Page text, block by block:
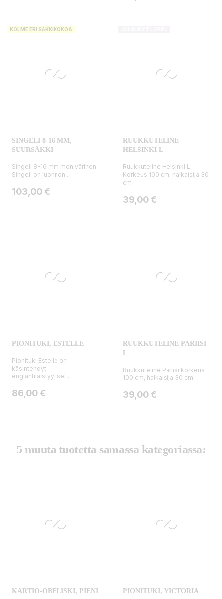
KOLME ERI SÄKKIKOKOA
SINGELI 8-16 MM,
SUURSÄKKI
Singeli 8-16 mm monivärinen.
Singeli on luonnon...
Hinta
103,00 €
RUUKKUTELINE
HELSINKI L
Ruukkuteline Helsinki L.
Korkeus 100 cm, halkaisija 30
cm
Hinta
39,00 €
PIONITUKI, ESTELLE
Pionituki Estelle on
käsintehdyt
englantilaistyyliset...
Hinta
86,00 €
RUUKKUTELINE PARIISI
L
Ruukkuteline Pariisi korkeus
100 cm, halkaisija 30 cm
Hinta
39,00 €
5 muuta tuotetta samassa kategoriassa:
KARTIO-OBELISKI, PIENI PIONITUKI, VICTORIA